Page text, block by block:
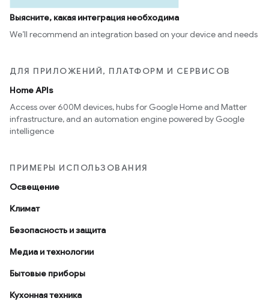
Выясните, какая интеграция необходима
We’ll recommend an integration based on your device and needs
ДЛЯ ПРИЛОЖЕНИЙ, ПЛАТФОРМ И СЕРВИСОВ
Home APIs
Access over 600M devices, hubs for Google Home and Matter
infrastructure, and an automation engine powered by Google
intelligence
ПРИМЕРЫ ИСПОЛЬЗОВАНИЯ
Освещение
Климат
Безопасность и защита
Медиа и технологии
Бытовые приборы
Кухонная техника